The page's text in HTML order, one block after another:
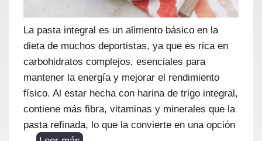
La pasta integral es un alimento básico en la
dieta de muchos deportistas, ya que es rica en
carbohidratos complejos, esenciales para
mantener la energía y mejorar el rendimiento
físico. Al estar hecha con harina de trigo integral,
contiene más fibra, vitaminas y minerales que la
pasta refinada, lo que la convierte en una opción